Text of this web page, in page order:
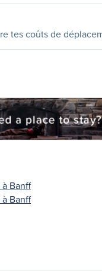
tes coûts de
Banff
Banff